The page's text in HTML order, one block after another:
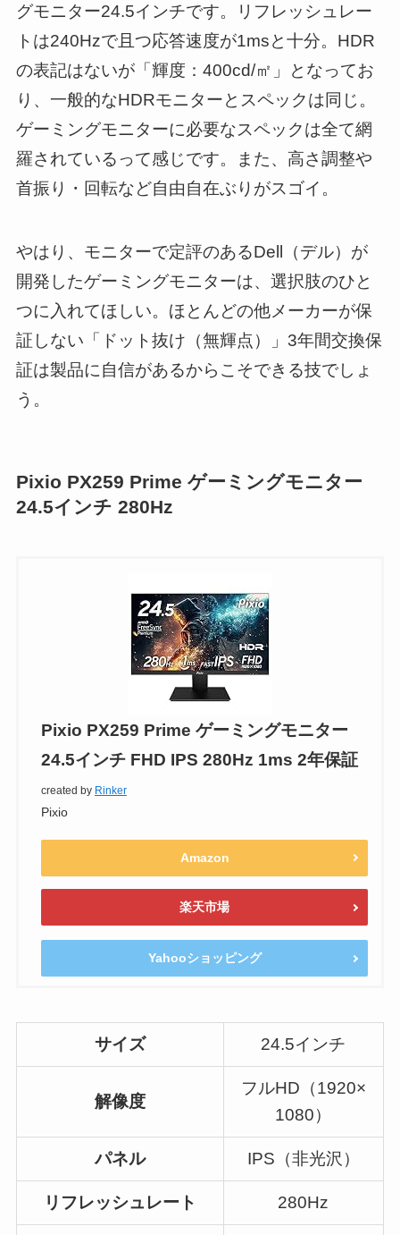
グモニター24.5インチです。リフレッシュレー
トは240Hzで且つ応答速度が1msと十分。HDR
の表記はないが「輝度：400cd/㎡」となってお
り、一般的なHDRモニターとスペックは同じ。
ゲーミングモニターに必要なスペックは全て網
羅されているって感じです。また、高さ調整や
首振り・回転など自由自在ぶりがスゴイ。
やはり、モニターで定評のあるDell（デル）が
開発したゲーミングモニターは、選択肢のひと
つに入れてほしい。ほとんどの他メーカーが保
証しない「ドット抜け（無輝点）」3年間交換保
証は製品に自信があるからこそできる技でしょ
う。
Pixio PX259 Prime ゲーミングモニター
24.5インチ 280Hz
Pixio PX259 Prime ゲーミングモニター
24.5インチ FHD IPS 280Hz 1ms 2年保証
created by Rinker
Pixio
Amazon
楽天市場
Yahooショッピング
サイズ 24.5インチ
解像度
フルHD（1920×
1080）
パネル IPS（非光沢）
リフレッシュレート 280Hz